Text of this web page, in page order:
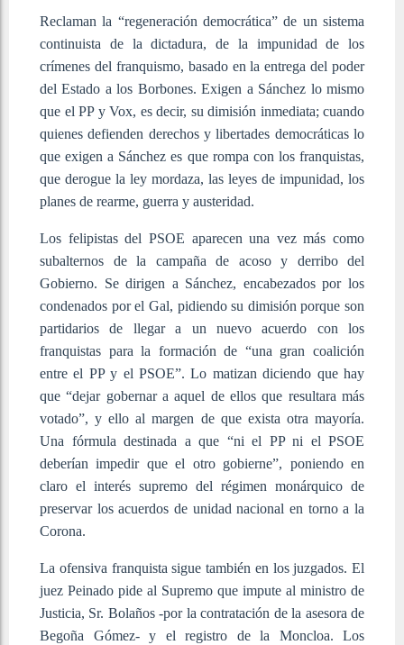
Reclaman la “regeneración democrática” de un sistema
continuista de la dictadura, de la impunidad de los
crímenes del franquismo, basado en la entrega del poder
del Estado a los Borbones. Exigen a Sánchez lo mismo
que el PP y Vox, es decir, su dimisión inmediata; cuando
quienes defienden derechos y libertades democráticas lo
que exigen a Sánchez es que rompa con los franquistas,
que derogue la ley mordaza, las leyes de impunidad, los
planes de rearme, guerra y austeridad.
Los felipistas del PSOE aparecen una vez más como
subalternos de la campaña de acoso y derribo del
Gobierno. Se dirigen a Sánchez, encabezados por los
condenados por el Gal, pidiendo su dimisión porque son
partidarios de llegar a un nuevo acuerdo con los
franquistas para la formación de “una gran coalición
entre el PP y el PSOE”. Lo matizan diciendo que hay
que “dejar gobernar a aquel de ellos que resultara más
votado”, y ello al margen de que exista otra mayoría.
Una fórmula destinada a que “ni el PP ni el PSOE
deberían impedir que el otro gobierne”, poniendo en
claro el interés supremo del régimen monárquico de
preservar los acuerdos de unidad nacional en torno a la
Corona.
La ofensiva franquista sigue también en los juzgados. El
juez Peinado pide al Supremo que impute al ministro de
Justicia, Sr. Bolaños -por la contratación de la asesora de
Begoña Gómez- y el registro de la Moncloa. Los